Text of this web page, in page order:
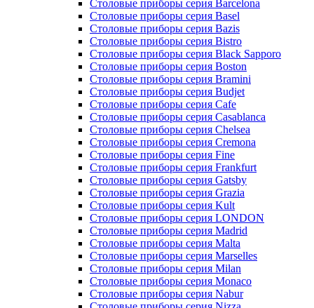
Столовые приборы серия Barcelona
Столовые приборы серия Basel
Столовые приборы серия Bazis
Столовые приборы серия Bistro
Столовые приборы серия Black Sapporo
Столовые приборы серия Boston
Столовые приборы серия Bramini
Столовые приборы серия Budjet
Столовые приборы серия Cafe
Столовые приборы серия Casablanca
Столовые приборы серия Chelsea
Столовые приборы серия Cremona
Столовые приборы серия Fine
Столовые приборы серия Frankfurt
Столовые приборы серия Gatsby
Столовые приборы серия Grazia
Столовые приборы серия Kult
Столовые приборы серия LONDON
Столовые приборы серия Madrid
Столовые приборы серия Malta
Столовые приборы серия Marselles
Столовые приборы серия Milan
Столовые приборы серия Monaco
Столовые приборы серия Nabur